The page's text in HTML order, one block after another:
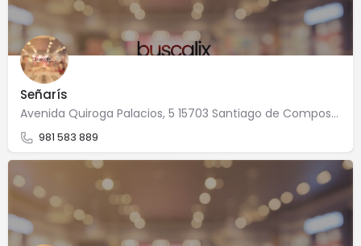
Señarís
Avenida Quiroga Palacios, 5 15703 Santiago de Compostela
981 583 889